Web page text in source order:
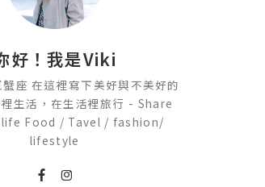
好！我是Viki
座 在這裡寫下美好與不美好的
生活，在生活裡旅行 - Share
Food / Tavel / fashion/
lifestyle